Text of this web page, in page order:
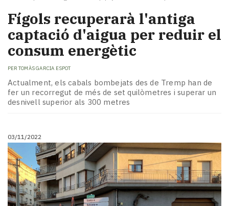
Fígols recuperarà l'antiga
captació d'aigua per reduir el
consum energètic
PER TOMÀS GARCIA ESPOT
Actualment, els cabals bombejats des de Tremp han de
fer un recorregut de més de set quilòmetres i superar un
desnivell superior als 300 metres
03/11/2022